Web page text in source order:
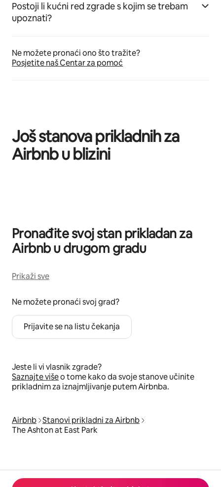
Postoji li kućni red zgrade s kojim se trebam
upoznati?
Ne možete pronaći ono što tražite?
Posjetite naš Centar za pomoć
Još stanova prikladnih za
Airbnb u blizini
Pronađite svoj stan prikladan za
Airbnb u drugom gradu
Prikaži sve
Ne možete pronaći svoj grad?
Prijavite se na listu čekanja
Jeste li vi vlasnik zgrade?
Saznajte višeo tome kako da svoje stanove učinite
prikladnim za iznajmljivanje putem Airbnba.
Airbnb Stanovi prikladni za Airbnb
The Ashton at East Park